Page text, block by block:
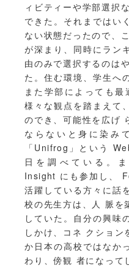
ィビティーや学部選択
できた。それまではい
ない状態だったので、
が深まり、同時にラン
由のみで選択するのは
た。住む環境、学生へ
また学部によっても最
様々な観点を踏まえて
のでき、可能性を広げ
ならないと身に染み
「Unifrog」という
日を調べている。
Insight にも参加し、
活躍している方々に話
校の先生方は、人 脈を
していた。自分の興味
しかけ、コネ クション
か日本の高校ではなか
わり、傍観 者になって